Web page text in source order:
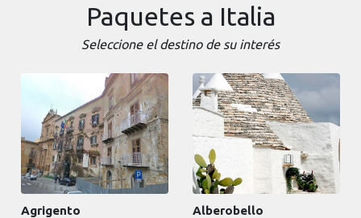
Paquetes a Italia
Seleccione el destino de su interés
Agrigento Alberobello